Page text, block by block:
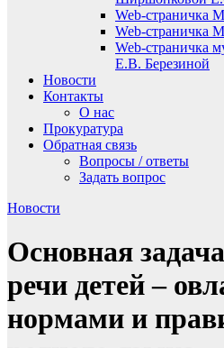
Web-страничка
Web-страничка
Web-страничка
Е.В. Березиной
Новости
Контакты
О нас
Прокуратура
Обратная связь
Вопросы / ответы
Задать вопрос
Новости
Основная
речи детей –
нормами и